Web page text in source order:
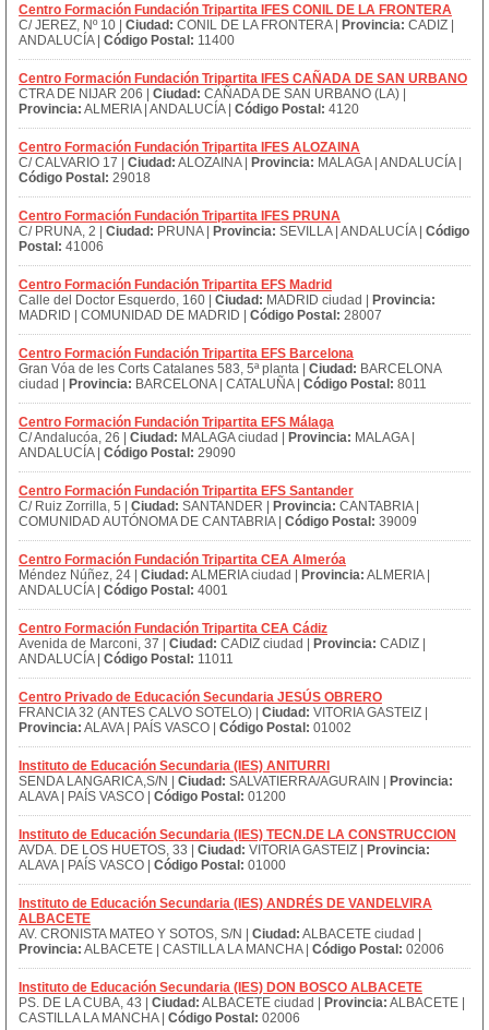
Centro Formación Fundación Tripartita IFES CONIL DE LA FRONTERA
C/ JEREZ, Nº 10 | Ciudad: CONIL DE LA FRONTERA | Provincia: CADIZ |
ANDALUCÍA | Código Postal: 11400
Centro Formación Fundación Tripartita IFES CAÑADA DE SAN URBANO
CTRA DE NIJAR 206 | Ciudad: CAÑADA DE SAN URBANO (LA) |
Provincia: ALMERIA | ANDALUCÍA | Código Postal: 4120
Centro Formación Fundación Tripartita IFES ALOZAINA
C/ CALVARIO 17 | Ciudad: ALOZAINA | Provincia: MALAGA | ANDALUCÍA |
Código Postal: 29018
Centro Formación Fundación Tripartita IFES PRUNA
C/ PRUNA, 2 | Ciudad: PRUNA | Provincia: SEVILLA | ANDALUCÍA | Código
Postal: 41006
Centro Formación Fundación Tripartita EFS Madrid
Calle del Doctor Esquerdo, 160 | Ciudad: MADRID ciudad |
Provincia:
MADRID | COMUNIDAD DE MADRID | Código Postal: 28007
Centro Formación Fundación Tripartita EFS Barcelona
Gran Vóa de les Corts Catalanes 583, 5ª planta | Ciudad: BARCELONA
ciudad |
Provincia: BARCELONA | CATALUÑA | Código Postal: 8011
Centro Formación Fundación Tripartita EFS Málaga
C/ Andalucóa, 26 | Ciudad: MALAGA ciudad | Provincia: MALAGA |
ANDALUCÍA | Código Postal: 29090
Centro Formación Fundación Tripartita EFS Santander
C/ Ruiz Zorrilla, 5 | Ciudad: SANTANDER | Provincia: CANTABRIA |
COMUNIDAD AUTÓNOMA DE CANTABRIA | Código Postal: 39009
Centro Formación Fundación Tripartita CEA Almeróa
Méndez Núñez, 24 | Ciudad: ALMERIA ciudad | Provincia: ALMERIA |
ANDALUCÍA | Código Postal: 4001
Centro Formación Fundación Tripartita CEA Cádiz
Avenida de Marconi, 37 | Ciudad: CADIZ ciudad | Provincia: CADIZ |
ANDALUCÍA | Código Postal: 11011
Centro Privado de Educación Secundaria JESÚS OBRERO
FRANCIA 32 (ANTES CALVO SOTELO) | Ciudad: VITORIA GASTEIZ |
Provincia: ALAVA | PAÍS VASCO | Código Postal: 01002
Instituto de Educación Secundaria (IES) ANITURRI
SENDA LANGARICA,S/N | Ciudad: SALVATIERRA/AGURAIN |
Provincia:
ALAVA | PAÍS VASCO | Código Postal: 01200
Instituto de Educación Secundaria (IES) TECN.DE LA CONSTRUCCION
AVDA. DE LOS HUETOS, 33 | Ciudad: VITORIA GASTEIZ |
Provincia:
ALAVA | PAÍS VASCO | Código Postal: 01000
Instituto de Educación Secundaria (IES) ANDRÉS DE VANDELVIRA
ALBACETE
AV. CRONISTA MATEO Y SOTOS, S/N | Ciudad: ALBACETE ciudad |
Provincia: ALBACETE | CASTILLA LA MANCHA | Código Postal: 02006
Instituto de Educación Secundaria (IES) DON BOSCO ALBACETE
PS. DE LA CUBA, 43 | Ciudad: ALBACETE ciudad | Provincia: ALBACETE |
CASTILLA LA MANCHA | Código Postal: 02006